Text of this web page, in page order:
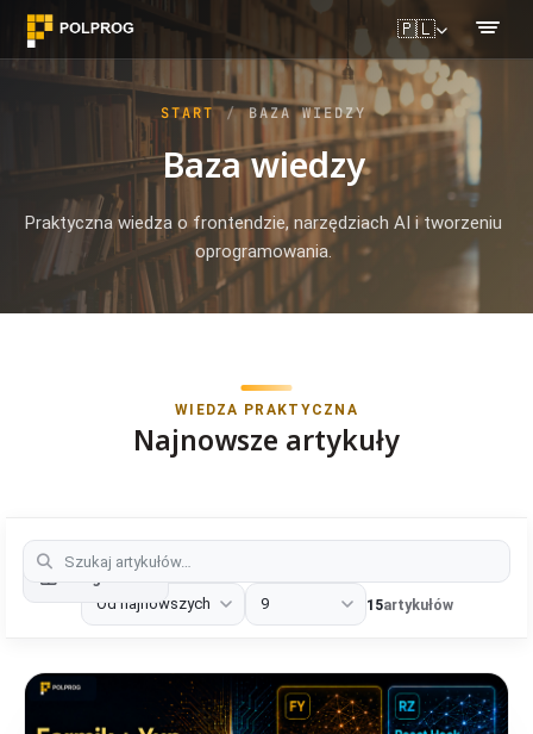
🇵🇱
Baza wiedzy
Praktyczna wiedza o frontendzie, narzędziach AI i tworzeniu
oprogramowania.
START BAZA WIEDZY
WIEDZA PRAKTYCZNA
Najnowsze artykuły
15artykułów